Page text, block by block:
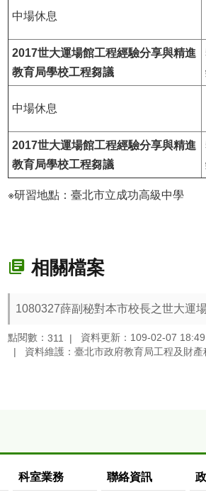
中場休息
2017世大運場館工程經驗分享與精進
教育局學校工程芻議
中場休息
2017世大運場館工程經驗分享與精進
教育局學校工程芻議
※研習地點：臺北市立成功高級中學
相關檔案
1080327薛副秘對本市校長之世大運
點閱數： 311 資料更新：109-02-07 18:49
資料維護：臺北市政府教育局工程及財產
科室業務 聯絡資訊